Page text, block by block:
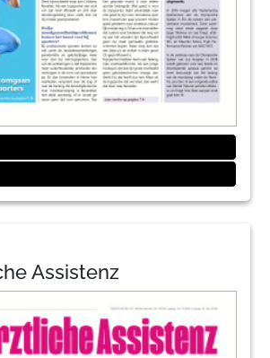
Assistenz